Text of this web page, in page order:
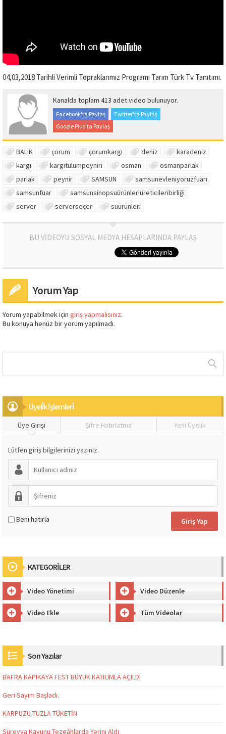
04,03,2018 Tarihli Verimli Topraklarımız Programı Tarım Türk Tv Tanıtımı.
Kanalda toplam 413 adet video bulunuyor.
Facebook'ta Paylaş
Twitter'ta Paylaş
Google Plus'ta Paylaş
BALIK çorum çorumkargı deniz
karadeniz
kargı
kargıtulumpeyniri osman
osmanparlak
parlak
peynir SAMSUN
samsunevleniyoruzfuarı
samsunfuar
samsunsinopsuürünleriüreticileribirliği
server
serverseçer suürünleri
BU VİDEOYU SOSYAL MEDYA HESAPLARINDA PAYLAŞ
Yorum Yap
Yorum yapabilmek için giriş yapmalısınız.
Bu konuya henüz bir yorum yapılmadı.
Üyeli̇k İşlemleri̇
Üye Girişi Şifre Hatırlatma Yeni Üyelik
Lütfen giriş bilgilerinizi yazınız.
Beni hatırla
KATEGORİLER
Video Yönetimi Video Düzenle
Video Ekle Tüm Videolar
Son Yazılar
BAFRA KAPIKAYA FEST BÜYÜK KATILIMLA AÇILDI
Geri Sayım Başladı.
KARPUZU TUZLA TÜKETİN
Süreyya Kavunu Tezgâhlarda Yerini Aldı